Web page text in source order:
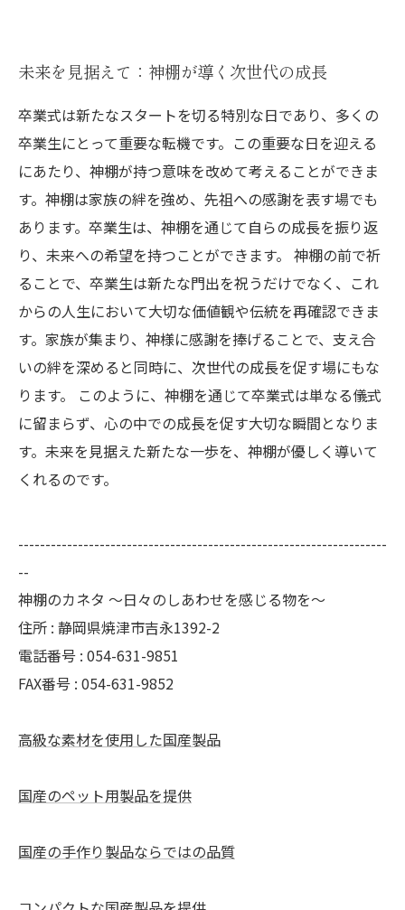
未来を見据えて：神棚が導く次世代の成長
卒業式は新たなスタートを切る特別な日であり、多くの
卒業生にとって重要な転機です。この重要な日を迎える
にあたり、神棚が持つ意味を改めて考えることができま
す。神棚は家族の絆を強め、先祖への感謝を表す場でも
あります。卒業生は、神棚を通じて自らの成長を振り返
り、未来への希望を持つことができます。 神棚の前で祈
ることで、卒業生は新たな門出を祝うだけでなく、これ
からの人生において大切な価値観や伝統を再確認できま
す。家族が集まり、神様に感謝を捧げることで、支え合
いの絆を深めると同時に、次世代の成長を促す場にもな
ります。 このように、神棚を通じて卒業式は単なる儀式
に留まらず、心の中での成長を促す大切な瞬間となりま
す。未来を見据えた新たな一歩を、神棚が優しく導いて
くれるのです。
--------------------------------------------------------------------
--
神棚のカネタ ～日々のしあわせを感じる物を～
住所 : 静岡県焼津市吉永1392-2
電話番号 : 054-631-9851
FAX番号 : 054-631-9852
高級な素材を使用した国産製品
国産のペット用製品を提供
国産の手作り製品ならではの品質